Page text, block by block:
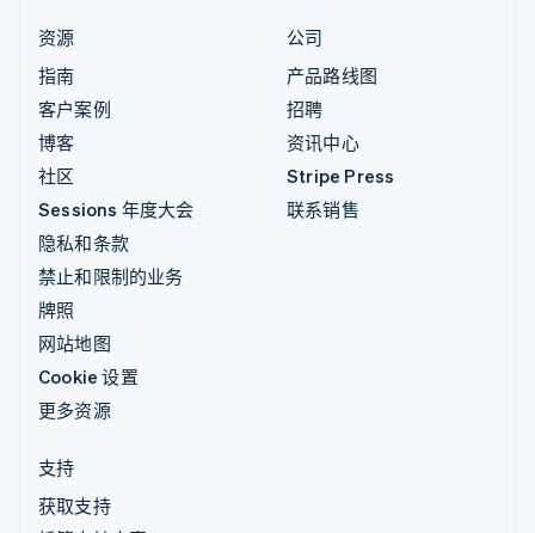
资源
指南
客户案例
博客
社区
Sessions 年度大会
隐私和条款
禁止和限制的业务
牌照
网站地图
Cookie 设置
更多资源
公司
产品路线图
招聘
资讯中心
Stripe Press
联系销售
支持
获取支持